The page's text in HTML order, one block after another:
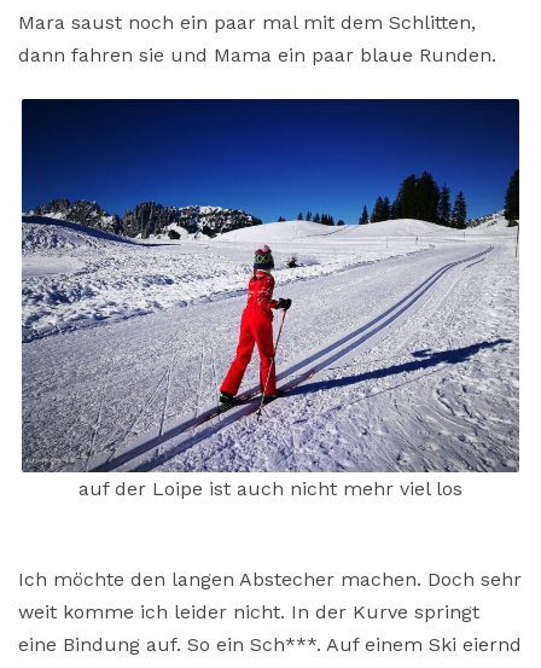
Mara saust noch ein paar mal mit dem Schlitten,
dann fahren sie und Mama ein paar blaue Runden.
auf der Loipe ist auch nicht mehr viel los
Ich möchte den langen Abstecher machen. Doch sehr
weit komme ich leider nicht. In der Kurve springt
eine Bindung auf. So ein Sch***. Auf einem Ski eiernd